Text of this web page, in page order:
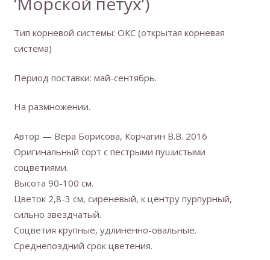
Тип корневой системы: ОКС (открытая корневая
система)
Период поставки: май-сентябрь.
На размножении.
Автор — Вера Борисова, Корчагин В.В. 2016
Оригинальный сорт с пестрыми пушистыми
соцветиями.
Высота 90-100 см.
Цветок 2,8-3 см, сиреневый, к центру пурпурный,
сильно звездчатый.
Соцветия крупные, удлиненно-овальные.
Среднепоздний срок цветения.